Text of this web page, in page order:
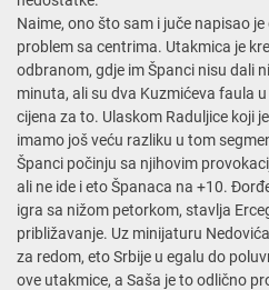
Naime, ono što sam i juče napisao
problem sa centrima. Utakmica je
odbranom, gdje im Španci nisu dali
minuta, ali su dva Kuzmićeva faula
cijena za to. Ulaskom Raduljice koji
imamo još veću razliku u tom
Španci počinju sa njihovim
ali ne ide i eto Španaca na +10.
igra sa nižom petorkom, stavlja
približavanje. Uz minijaturu
za redom, eto Srbije u egalu do
ove utakmice, a Saša je to odlično